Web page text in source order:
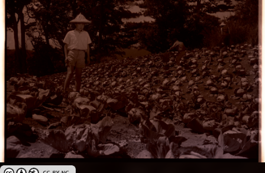
創用CC姓名標示-非商業性 3.0 台灣及其後版本(CC BY-NC 3.0 TW +)